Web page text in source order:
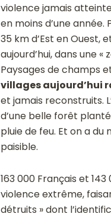
violence jamais
en moins d’une année.
35 km d’Est en Ouest,
aujourd’hui, dans une
Paysages de champs
villages aujourd’hui
et jamais reconstruits.
d’une belle forêt
pluie de feu. Et on a
paisible.
163 000 Français et
violence extrême,
détruits » dont